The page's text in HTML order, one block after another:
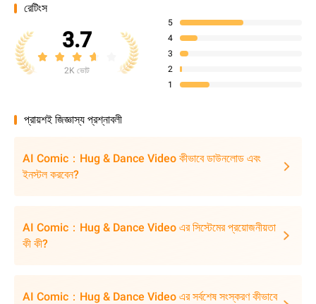
রেটিংস
3.7
2K ভোট
5
4
3
2
1
প্রায়শই জিজ্ঞাস্য প্রশ্নাবলী
AI Comic：Hug & Dance Video কীভাবে ডাউনলোড এবং
ইনস্টল করবেন?
AI Comic：Hug & Dance Video এর সিস্টেমের প্রয়োজনীয়তা
কী কী?
AI Comic：Hug & Dance Video এর সর্বশেষ সংস্করণ কীভাবে